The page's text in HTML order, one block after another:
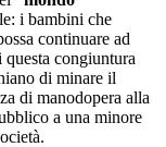
i bambini che
continuare ad
congiuntura
di minare il
di manodopera alla
a una minore